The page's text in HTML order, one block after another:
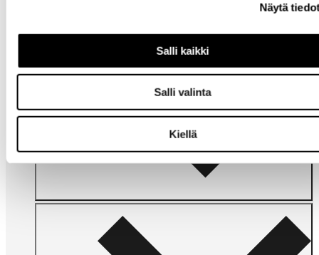
Näytä
Salli kaikki
Salli valinta
Kiellä
Omat